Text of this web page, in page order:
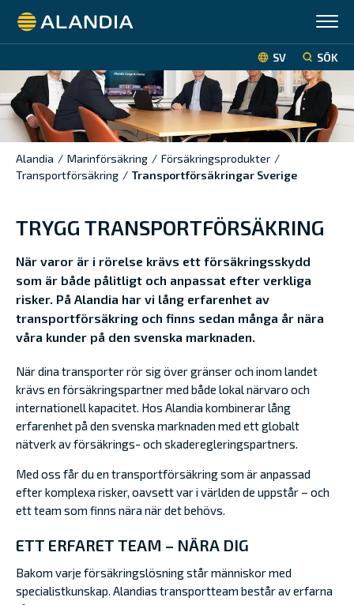
Alandia
SV SÖK
Alandia / Marinförsäkring / Försäkringsprodukter /
Transportförsäkring / Transportförsäkringar Sverige
TRYGG TRANSPORTFÖRSÄKRING
När varor är i rörelse krävs ett försäkringsskydd
som är både pålitligt och anpassat efter verkliga
risker. På Alandia har vi lång erfarenhet av
transportförsäkring och finns sedan många år nära
våra kunder på den svenska marknaden.
När dina transporter rör sig över gränser och inom landet
krävs en försäkringspartner med både lokal närvaro och
internationell kapacitet. Hos Alandia kombinerar lång
erfarenhet på den svenska marknaden med ett globalt
nätverk av försäkrings- och skaderegleringspartners.
Med oss får du en transportförsäkring som är anpassad
efter komplexa risker, oavsett var i världen de uppstår – och
ett team som finns nära när det behövs.
ETT ERFARET TEAM – NÄRA DIG
Bakom varje försäkringslösning står människor med
specialistkunskap. Alandias transportteam består av erfarna